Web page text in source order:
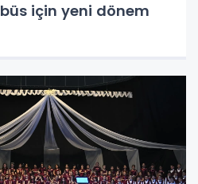
için yeni dönem